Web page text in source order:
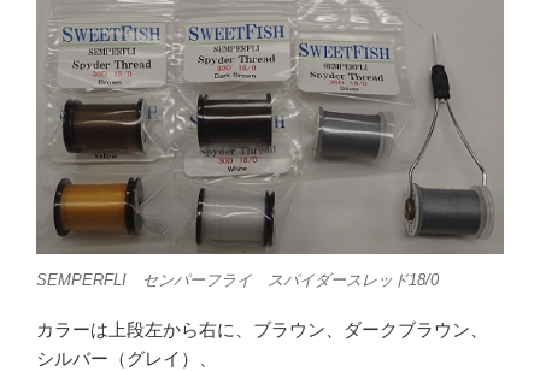
SEMPERFLI センパーフライ スパイダースレッド18/0
カラーは上段左から右に、ブラウン、ダークブラウン、
シルバー（グレイ）、